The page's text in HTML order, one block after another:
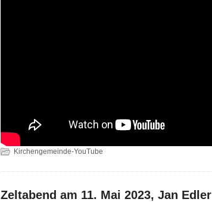
Kirchengemeinde-YouTube
Zeltabend am 11. Mai 2023, Jan Edler